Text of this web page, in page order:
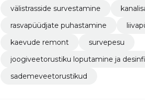
välistrasside survestamine
rasvapüüdjate puhastamine
kaevude remont
survepesu
joogiveetorustiku loputamine ja
sademeveetorustikud